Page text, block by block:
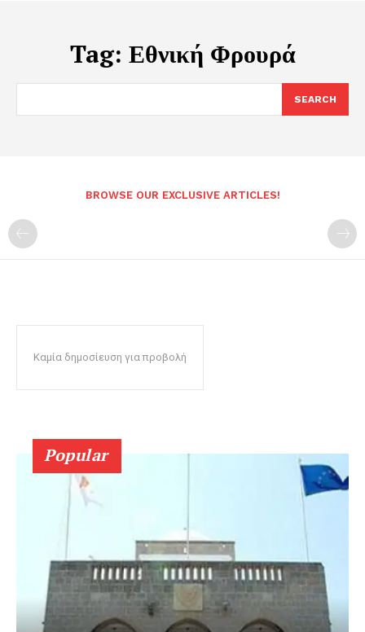
Tag: Εθνική Φρουρά
SEARCH
BROWSE OUR EXCLUSIVE ARTICLES!
Καμία δημοσίευση για προβολή
Popular